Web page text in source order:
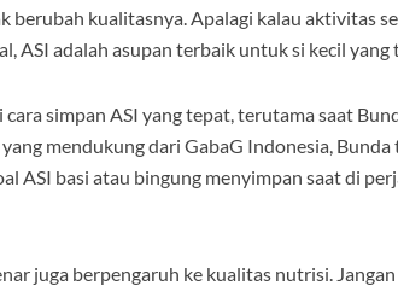
berubah kualitasnya. Apalagi kalau aktivitas
ASI adalah asupan terbaik untuk si kecil
simpan ASI yang tepat, terutama saat
mendukung dari GabaG Indonesia,
ASI basi atau bingung menyimpan saat di
juga berpengaruh ke kualitas nutrisi.